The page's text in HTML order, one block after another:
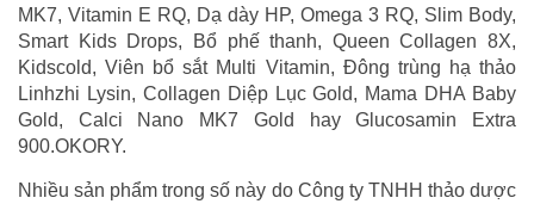
MK7, Vitamin E RQ, Dạ dày HP, Omega 3 RQ, Slim Body,
Smart Kids Drops, Bổ phế thanh, Queen Collagen 8X,
Kidscold, Viên bổ sắt Multi Vitamin, Đông trùng hạ thảo
Linhzhi Lysin, Collagen Diệp Lục Gold, Mama DHA Baby
Gold, Calci Nano MK7 Gold hay Glucosamin Extra
900.OKORY.
Nhiều sản phẩm trong số này do Công ty TNHH thảo dược